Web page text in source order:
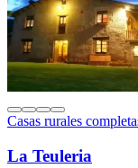
Casas rurales
La Teuleria